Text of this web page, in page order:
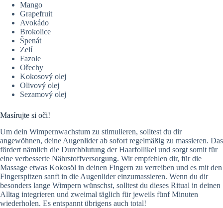
Mango
Grapefruit
Avokádo
Brokolice
Špenát
Zelí
Fazole
Ořechy
Kokosový olej
Olivový olej
Sezamový olej
Masírujte si oči!
Um dein Wimpernwachstum zu stimulieren, solltest du dir
angewöhnen, deine Augenlider ab sofort regelmäßig zu massieren. Das
fördert nämlich die Durchblutung der Haarfollikel und sorgt somit für
eine verbesserte Nährstoffversorgung. Wir empfehlen dir, für die
Massage etwas Kokosöl in deinen Fingern zu verreiben und es mit den
Fingerspitzen sanft in die Augenlider einzumassieren. Wenn du dir
besonders lange Wimpern wünschst, solltest du dieses Ritual in deinen
Alltag integrieren und zweimal täglich für jeweils fünf Minuten
wiederholen. Es entspannt übrigens auch total!